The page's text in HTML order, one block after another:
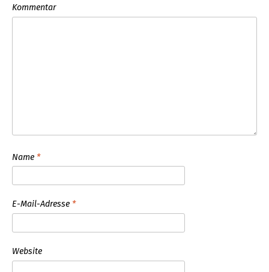
Kommentar
Name *
E-Mail-Adresse *
Website